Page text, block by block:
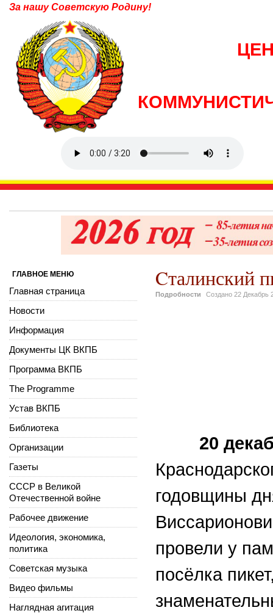
За нашу Советскую Родину!
Cталинский
Подробности Создано 22 Декабрь
20
годовщины
провели у
посёлка
ГЛАВНОЕ МЕНЮ
Главная страница
Новости
Информация
Документы ЦК ВКПБ
Программа ВКПБ
The Programme
Устав ВКПБ
Библиотека
Организации
Газеты
СССР в Великой
Отечественной войне
Рабочее движение
Идеология, экономика,
политика
Советская музыка
Видео фильмы
Наглядная агитация